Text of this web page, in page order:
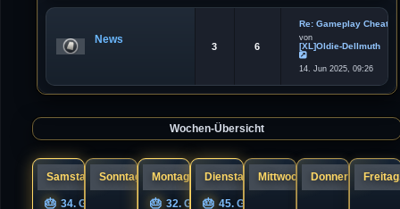
e
t
r
B
e
i
r
a
News
3 6
Re: Gameplay Cheater
von
[XL]Oldie-Dellmuth
N
e
e
t
g
14. Jun 2025, 09:26
Wochen-Übersicht
Samstag, 08.
34. Geburtstag nigel
Sonntag, 09.Montag, 10.
32. Geburtstag UNIQS
Dienstag, 11.
45. Geburtstag Guandi
Mittwoch, 12.Donnerstag, 13.